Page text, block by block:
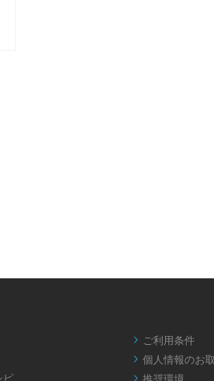
ピ
 ご利用条件
 個人情報のお
